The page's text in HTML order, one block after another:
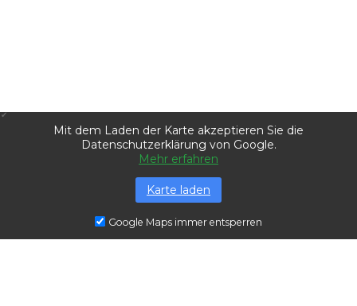
Mit dem Laden der Karte akzeptieren Sie die
Datenschutzerklärung von Google.
Mehr erfahren
Karte laden
Google Maps immer entsperren